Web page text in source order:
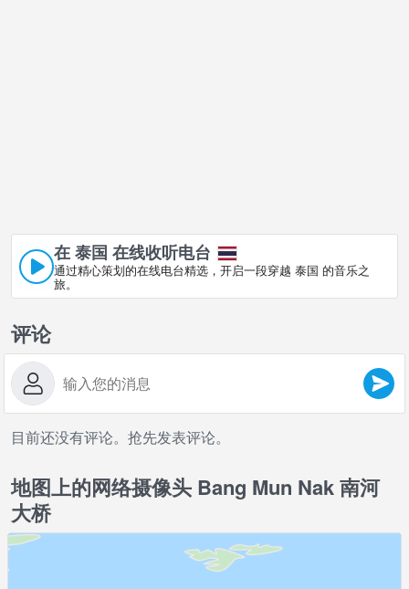
在 泰国 在线收听电台
通过精心策划的在线电台精选，开启一段穿越 泰国 的音乐之
旅。
评论
目前还没有评论。抢先发表评论。
地图上的网络摄像头 Bang Mun Nak 南河
大桥